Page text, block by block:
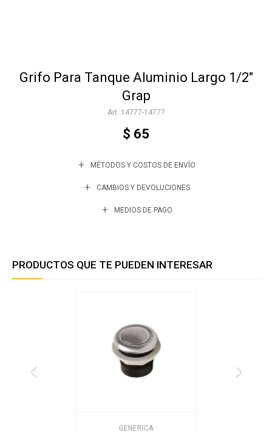
Grifo Para Tanque Aluminio Largo 1/2"
Grap
14777-14777
$ 65
MÉTODOS Y COSTOS DE ENVÍO
CAMBIOS Y DEVOLUCIONES
MEDIOS DE PAGO
PRODUCTOS QUE TE PUEDEN INTERESAR
GENERICA
Varios